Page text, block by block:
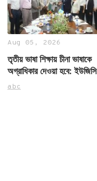
Aug 05, 2026
তৃতীয় ভাষা শিক্ষায় চীনা ভাষাকে
অগ্রাধিকার দেওয়া হবে: ইউজিসি
চেয়ারম্যান
abc